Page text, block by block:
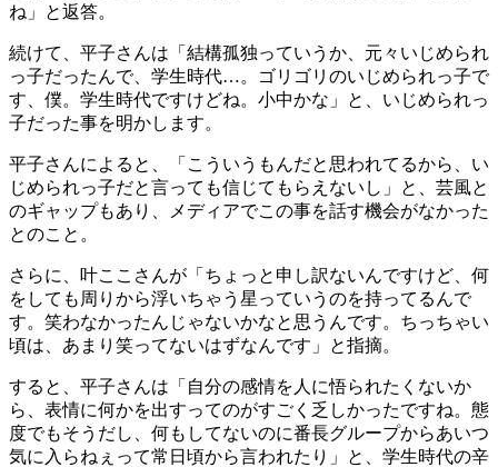
ね」と返答。
続けて、平子さんは「結構孤独っていうか、元々いじめられ
っ子だったんで、学生時代…。ゴリゴリのいじめられっ子で
す、僕。学生時代ですけどね。小中かな」と、いじめられっ
子だった事を明かします。
平子さんによると、「こういうもんだと思われてるから、い
じめられっ子だと言っても信じてもらえないし」と、芸風と
のギャップもあり、メディアでこの事を話す機会がなかった
とのこと。
さらに、叶ここさんが「ちょっと申し訳ないんですけど、何
をしても周りから浮いちゃう星っていうのを持ってるんで
す。笑わなかったんじゃないかなと思うんです。ちっちゃい
頃は、あまり笑ってないはずなんです」と指摘。
すると、平子さんは「自分の感情を人に悟られたくないか
ら、表情に何かを出すってのがすごく乏しかったですね。態
度でもそうだし、何もしてないのに番長グループからあいつ
気に入らねぇって常日頃から言われたり」と、学生時代の辛